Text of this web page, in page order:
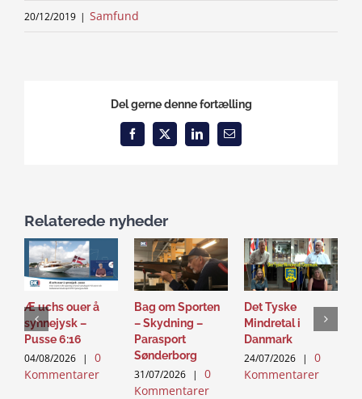
20/12/2019 | Samfund
Del gerne denne fortælling
Facebook
X LinkedInEmail
Relaterede nyheder
Æ uchs ouer å
synnejysk –
Pusse 6:16
04/08/2026 |
0
Kommentarer
Bag om Sporten
– Skydning –
Parasport
Sønderborg
31/07/2026 |
0
Kommentarer
Det Tyske
Mindretal i
Danmark
24/07/2026 |
0
Kommentarer